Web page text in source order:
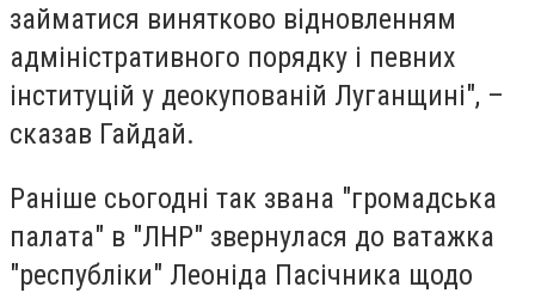
займатися винятково відновленням
адміністративного порядку і певних
інституцій у деокупованій Луганщині", –
сказав Гайдай.
Раніше сьогодні так звана "громадська
палата" в "ЛНР" звернулася до ватажка
"республіки" Леоніда Пасічника щодо